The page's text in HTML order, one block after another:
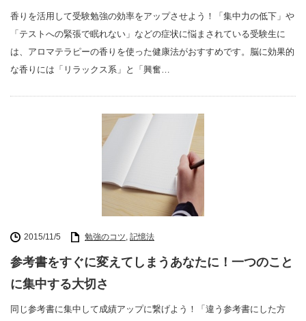
香りを活用して受験勉強の効率をアップさせよう！「集中力の低下」や
「テストへの緊張で眠れない」などの症状に悩まされている受験生に
は、アロマテラピーの香りを使った健康法がおすすめです。脳に効果的
な香りには「リラックス系」と「興奮…
2015/11/5 勉強のコツ, 記憶法
参考書をすぐに変えてしまうあなたに！一つのこと
に集中する大切さ
同じ参考書に集中して成績アップに繋げよう！「違う参考書にした方